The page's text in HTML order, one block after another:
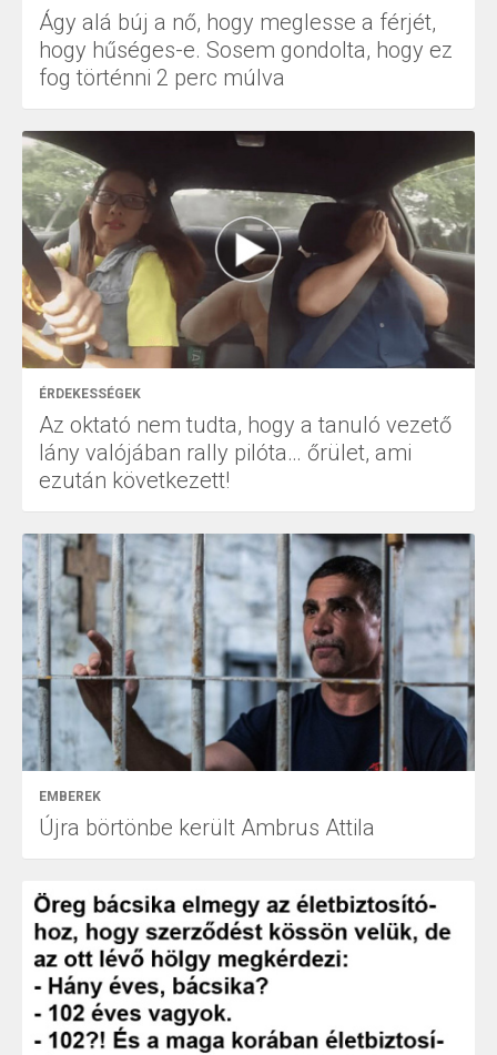
Ágy alá búj a nő, hogy meglesse a férjét,
hogy hűséges-e. Sosem gondolta, hogy ez
fog történni 2 perc múlva
ÉRDEKESSÉGEK
Az oktató nem tudta, hogy a tanuló vezető
lány valójában rally pilóta… őrület, ami
ezután következett!
EMBEREK
Újra börtönbe került Ambrus Attila